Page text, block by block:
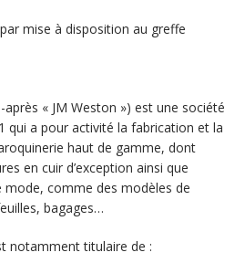
mise à disposition au greffe
« JM Weston ») est une société
qui a pour activité la fabrication et la
haut de gamme, dont
en cuir d’exception ainsi que
mode, comme des modèles de
bagages…
notamment titulaire de :